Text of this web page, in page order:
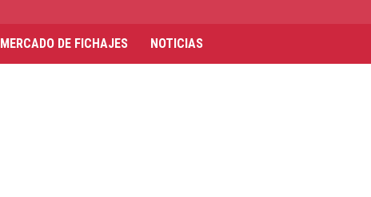
MERCADO DE FICHAJES NOTICIAS